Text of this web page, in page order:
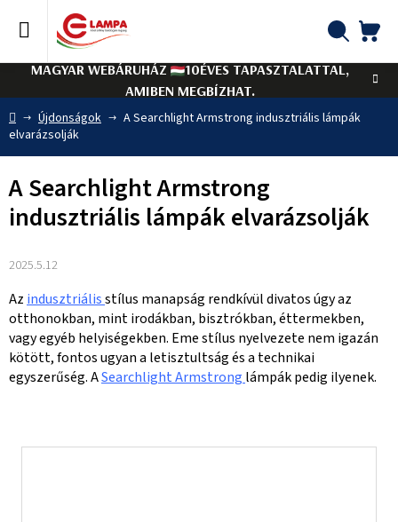
tartalomhoz
MAGYAR WEBÁRUHÁZ
10ÉVES TAPASZTALATTAL,
AMIBEN MEGBÍZHAT.
Kezdőlap
Újdonságok
A Searchlight Armstrong indusztriális lámpák
elvarázsolják
A Searchlight Armstrong
indusztriális lámpák elvarázsolják
2025.5.12
Az indusztriálisstílus manapság rendkívül divatos úgy az
otthonokban, mint irodákban, bisztrókban, éttermekben,
vagy egyéb helyiségekben. Eme stílus nyelvezete nem igazán
kötött, fontos ugyan a letisztultság és a technikai
egyszerűség. ASearchlight Armstrong lámpák pedig ilyenek.